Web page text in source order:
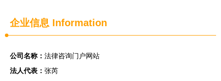
企业信息 Information
公司名称： 法律咨询门户网站
法人代表： 张芮